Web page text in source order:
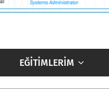
EĞITIMLERIM